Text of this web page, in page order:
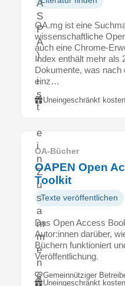
A
S
P
A
)
i
s
t
e
i
n
Z
u
s
a
m
m
e
n
s
OA.mg ist eine
wissenschaftliche
auch eine Chrome-
Index enthält mehr als
Dokumente, was nach
einz…
Uneingeschränkt
OA-Bücher
OAPEN Open
Toolkit
Texte veröffentlichen
Das Open Access
Autor:innen darüber,
Büchern funktioniert
Veröffentlichung.
Gemeinnütziger
Uneingeschränkt